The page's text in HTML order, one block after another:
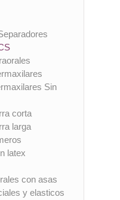
Sin
corta
larga
latex
con asas
y elasticos